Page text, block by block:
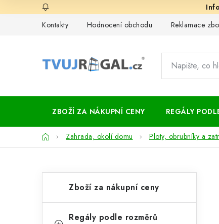
na
Kontakty
Hodnocení obchodu Reklamace
ZBOŽÍ ZA NÁKUPNÍ CENY REGÁLY
DomůZahrada, okolí domu Ploty, obrubníky a
okategorie
a
Zboží za nákupní ceny
Regály podle rozměrů